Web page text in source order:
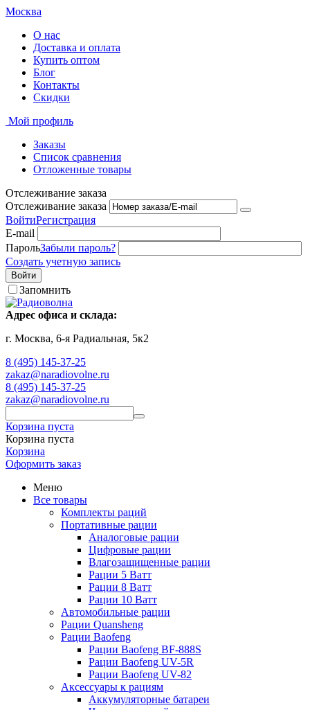
Москва
О нас
Доставка и оплата
Купить оптом
Блог
Контакты
Скидки
Мой профиль
Заказы
Список сравнения
Отложенные товары
Отслеживание заказа
Отслеживание заказа
ВойтиРегистрация
E-mail
ПарольЗабыли пароль?
Создать учетную запись
Войти
Запомнить
Адрес офиса и склада:
г. Москва, 6-я Радиальная, 5к2
8 (495) 145-37-25
zakaz@naradiovolne.ru
8 (495) 145-37-25
zakaz@naradiovolne.ru
Корзина пуста
Корзина пуста
Корзина
Оформить заказ
Меню
Все товары
Комплекты раций
Портативные рации
Аналоговые рации
Цифровые рации
Влагозащищенные рации
Рации 5 Ватт
Рации 8 Ватт
Рации 10 Ватт
Автомобильные рации
Рации Quansheng
Рации Baofeng
Рации Baofeng BF-888S
Рации Baofeng UV-5R
Рации Baofeng UV-82
Аксессуары к рациям
Аккумуляторные батареи